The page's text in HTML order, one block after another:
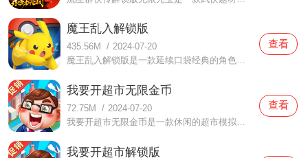
魔王乱入解锁版
435.56M / 2024-07-20
魔王乱入解锁版是一款延续口袋经典的角色扮演手游，玩家在游戏中可以捕捉各种熟悉的小精灵，并且在本作中还开放了Mega进化形态，玩家可以在游戏中收集Mega进化石让精灵获得全新的能力和外观，与其他玩家一较高下，也可以携手共同击退敌人，守卫家园。
查看
我要开超市无限金币
72.75M / 2024-07-20
查看
我要开超市解锁版